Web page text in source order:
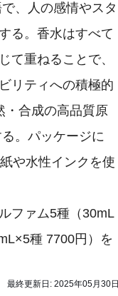
、人の感情やスタ
る。香水はすべて
て重ねることで、
リティへの積極的
・合成の高品質原
。パッケージに
や水性インクを使
ファム5種（30mL
種 7700円）を
最終更新日: 2025年05月30日